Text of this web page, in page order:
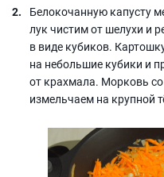
Белокочанную капусту
лук чистим от шелухи и
в виде кубиков.
на небольшие кубики и
от крахмала. Морковь
измельчаем на крупной